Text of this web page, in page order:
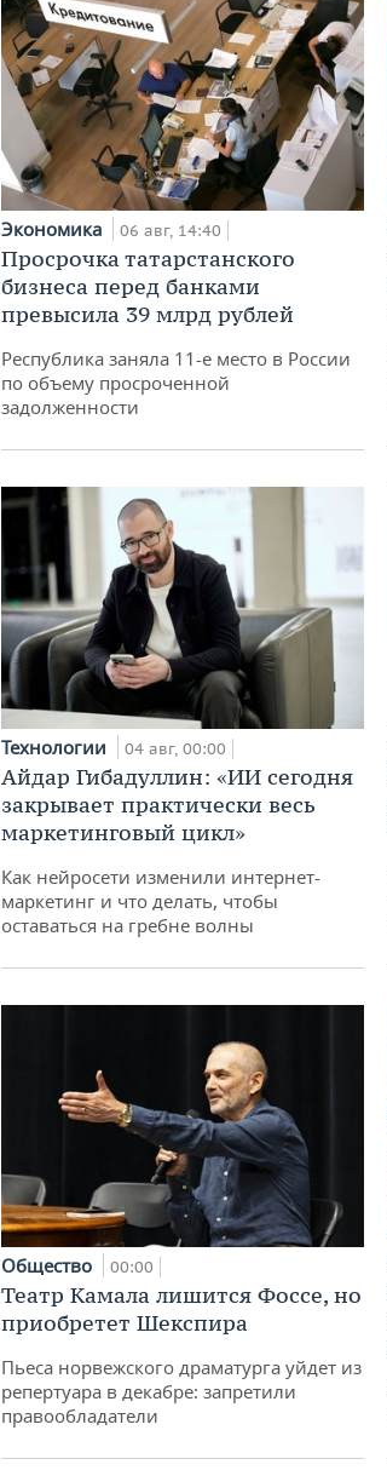
Экономика 06 авг, 14:40
Просрочка татарстанского
бизнеса перед банками
превысила 39 млрд рублей
Республика заняла 11-е место в России
по объему просроченной
задолженности
Технологии 04 авг, 00:00
Айдар Гибадуллин: «ИИ сегодня
закрывает практически весь
маркетинговый цикл»
Как нейросети изменили интернет-
маркетинг и что делать, чтобы
оставаться на гребне волны
Общество 00:00
Театр Камала лишится Фоссе, но
приобретет Шекспира
Пьеса норвежского драматурга уйдет из
репертуара в декабре: запретили
правообладатели